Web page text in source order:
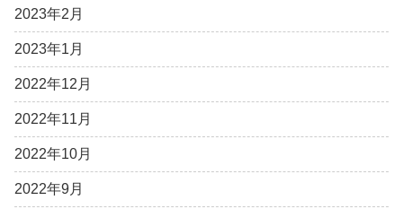
2023年2月
2023年1月
2022年12月
2022年11月
2022年10月
2022年9月